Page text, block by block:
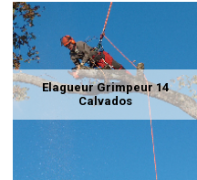
Elagueur Grimpeur 14
Calvados